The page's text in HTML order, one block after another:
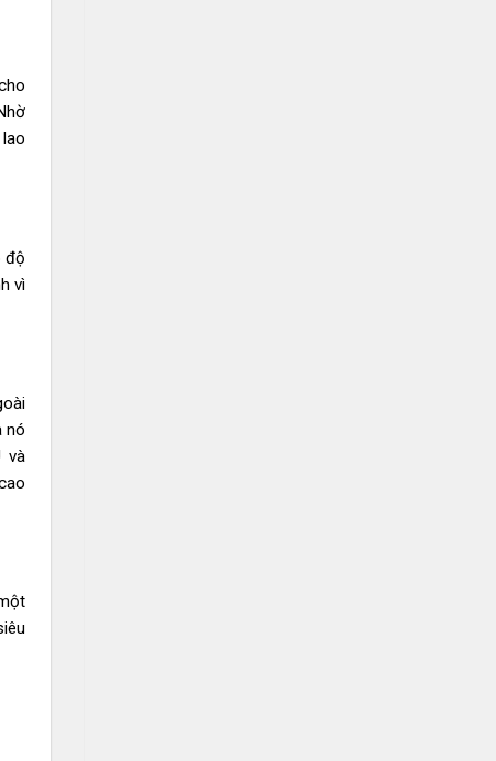
độ
vì
nó
và